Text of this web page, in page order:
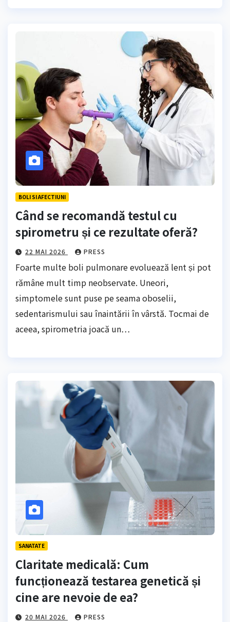
BOLI SI AFECTIUNI
Când se recomandă testul cu
spirometru și ce rezultate oferă?
22 MAI 2026 PRESS
Foarte multe boli pulmonare evoluează lent și pot
rămâne mult timp neobservate. Uneori,
simptomele sunt puse pe seama oboselii,
sedentarismului sau înaintării în vârstă. Tocmai de
aceea, spirometria joacă un…
SANATATE
Claritate medicală: Cum
funcționează testarea genetică și
cine are nevoie de ea?
20 MAI 2026 PRESS